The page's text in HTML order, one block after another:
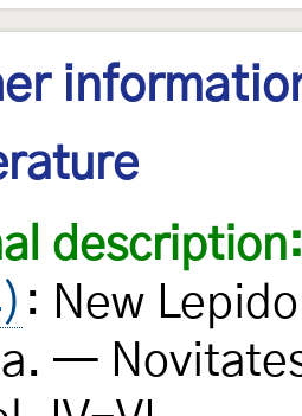
description:
: New
—